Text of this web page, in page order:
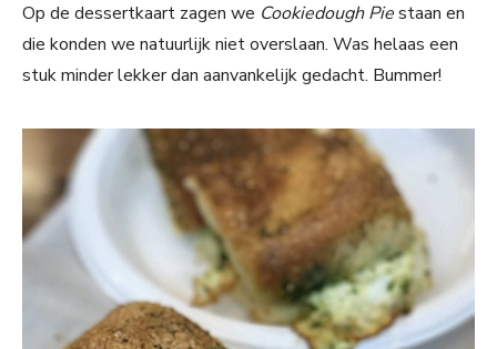
Op de dessertkaart zagen we Cookiedough Piestaan en
die konden we natuurlijk niet overslaan. Was helaas een
stuk minder lekker dan aanvankelijk gedacht. Bummer!